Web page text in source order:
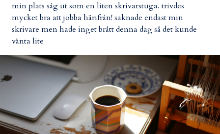
min plats såg ut som en liten skrivarstuga. trivdes
mycket bra att jobba härifrån! saknade endast min
skrivare men hade inget brått denna dag så det kunde
vänta lite